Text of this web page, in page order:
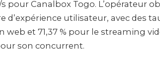
pour Canalbox Togo. L’opérateur
d’expérience utilisateur, avec des
web et 71,37 % pour le streaming
son concurrent.